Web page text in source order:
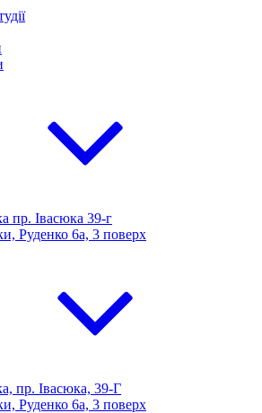
пр. Івасюка 39-г
Руденко 6а, 3 поверх
пр. Івасюка, 39-Г
Руденко 6а, 3 поверх